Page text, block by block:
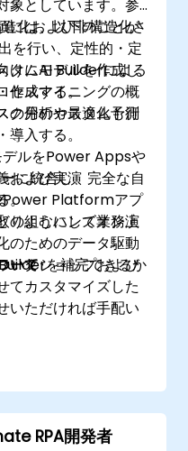
象としています。参
化および非構造化さ
を行い、定性的・定
タムモデルを作成し
セスマイニングの概
の分析や最適化も行
には、以下のことが
けにAI Builderによる
作成する。
ク用のカスタム予測
入する。
ルをPower Appsや
に統合し、完全な自
。
のようにして業務上
のためのデータ駆動
を補完できるか
および実演
Power Platformアプ
り組むハンズオン演
ークショップおよび
いて
てカスタマイズした
いただければ手配い
RPA開発者